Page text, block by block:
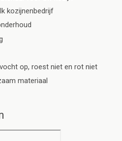
kozijnenbedrijf
op, roest niet en rot niet
materiaal